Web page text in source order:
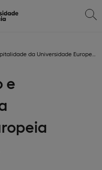
da Universidade Europeia celebra 60 anos
e